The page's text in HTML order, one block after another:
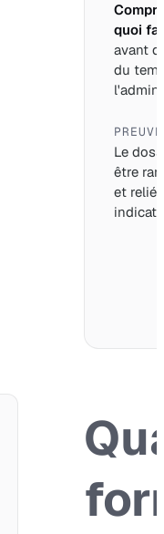
quoi
avant
du
PREUVE
Le
être
et relié